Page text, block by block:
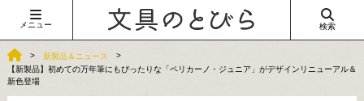
メニュー 検索
新製品＆ニュース
【新製品】初めての万年筆にもぴったりな「ペリカーノ・ジュニア」がデザインリニューアル＆
新色登場